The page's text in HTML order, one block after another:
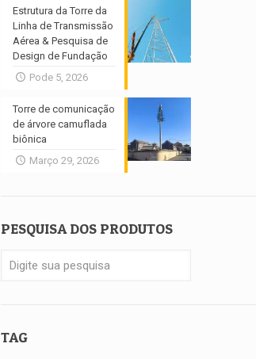
Estrutura da Torre da
Linha de Transmissão
Aérea & Pesquisa de
Design de Fundação
Pode 5, 2026
Torre de comunicação
de árvore camuflada
biônica
Março 29, 2026
PESQUISA DOS PRODUTOS
TAG